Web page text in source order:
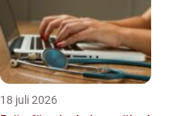
18 juli 2026